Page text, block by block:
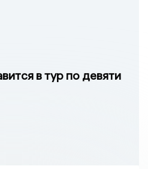
в тур по девяти